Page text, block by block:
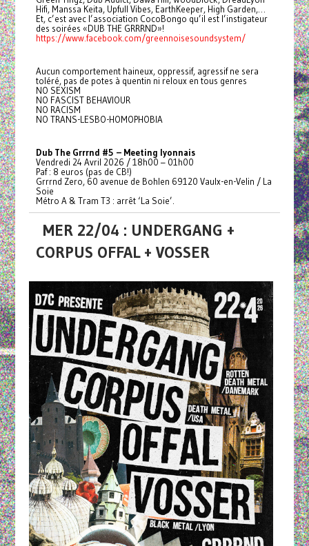
Hifi, Manssa Keita, Upfull Vibes, EarthKeeper, High Garden,…
Et, c’est avec l’association CocoBongo qu’il est l’instigateur
des soirées «DUB THE GRRRND»!
https://www.facebook.com/greennoisesoundsystem/
Aucun comportement haineux, oppressif, agressif ne sera
toléré, pas de potes à quentin ni reloux en tous genres
NO SEXISM
NO FASCIST BEHAVIOUR
NO RACISM
NO TRANS-LESBO-HOMOPHOBIA
Dub The Grrrnd #5 – Meeting lyonnais
Vendredi 24 Avril 2026 / 18h00 – 01h00
Paf : 8 euros (pas de CB!)
Grrrnd Zero, 60 avenue de Bohlen 69120 Vaulx-en-Velin / La
Soie
Métro A & Tram T3 : arrêt ‘La Soie’.
MER 22/04 : UNDERGANG +
CORPUS OFFAL + VOSSER